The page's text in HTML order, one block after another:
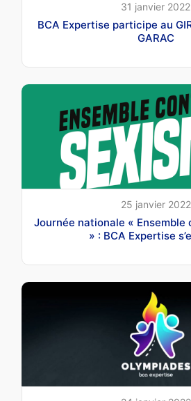
31 janvier 2022
BCA Expertise participe au
GARAC
25 janvier 2022
Journée nationale « Ensemble
» : BCA Expertise